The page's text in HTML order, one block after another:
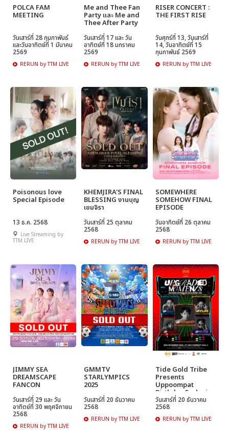
POLCA FAM
MEETING
วันเสาร์ที่ 28 กุมภาพันธ์
และวันอาทิตย์ที่ 1 มีนาคม
2569
RERUN by TTM LIVE
Me and Thee Fan
Party และ Me and
Thee After Party
วันเสาร์ที่ 17 และ วัน
อาทิตย์ที่ 18 มกราคม
2569
RERUN by TTM LIVE
RISER CONCERT :
THE FIRST RISE
วันศุกร์ที่ 13, วันเสาร์ที่
14, วันอาทิตย์ที่ 15
กุมภาพันธ์ 2569
RERUN by TTM LIVE
Poisonous love
Special Episode
13 ธ.ค. 2568
Live Streaming by
TTM LIVE
KHEMJIRA'S FINAL
BLESSING งานบุญ
เขมจิรา
วันเสาร์ที่ 25 ตุลาคม
2568
RERUN by TTM LIVE
SOMEWHERE
SOMEHOW FINAL
EPISODE
วันอาทิตย์ที่ 26 ตุลาคม
2568
RERUN by TTM LIVE
JIMMY SEA
DREAMSCAPE
FANCON
วันเสาร์ที่ 29 และ วัน
อาทิตย์ที่ 30 พฤศจิกายน
2568
RERUN by TTM LIVE
GMMTV
STARLYMPICS
2025
วันเสาร์ที่ 20 ธันวาคม
2568
RERUN by TTM LIVE
Tide Gold Tribe
Presents
Uppoompat
Birthday Exclusive
Fanmeet 2025
"Upgraded
Moment"
วันเสาร์ที่ 20 ธันวาคม
2568
RERUN by TTM LIVE